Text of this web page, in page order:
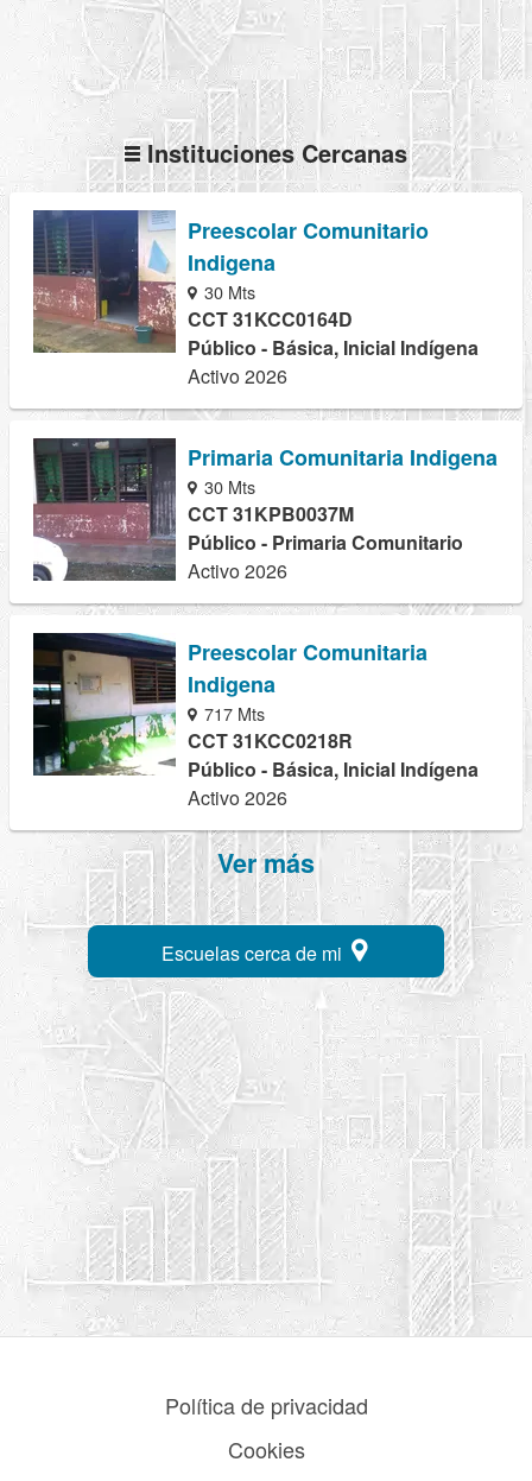
Instituciones Cercanas
Preescolar Comunitario
Indigena
30 Mts
CCT 31KCC0164D
Público - Básica, Inicial Indígena
Activo 2026
Primaria Comunitaria Indigena
30 Mts
CCT 31KPB0037M
Público - Primaria Comunitario
Activo 2026
Preescolar Comunitaria
Indigena
717 Mts
CCT 31KCC0218R
Público - Básica, Inicial Indígena
Activo 2026
Ver más
Escuelas cerca de mi
Política de privacidad
Cookies